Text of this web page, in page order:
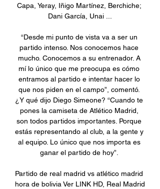
Capa, Yeray, Iñigo Martínez, Berchiche;
Dani García, Unai ...
“Desde mi punto de vista va a ser un
partido intenso. Nos conocemos hace
mucho. Conocemos a su entrenador. A
mí lo único que me preocupa es cómo
entramos al partido e intentar hacer lo
que nos piden en el campo”, comentó.
¿Y qué dijo Diego Simeone? “Cuando te
pones la camiseta de Atlético Madrid,
son todos partidos importantes. Porque
estás representando al club, a la gente y
al equipo. Lo único que nos importa es
ganar el partido de hoy”.
Partido de real madrid vs atlético madrid
hora de bolivia Ver LINK HD, Real Madrid